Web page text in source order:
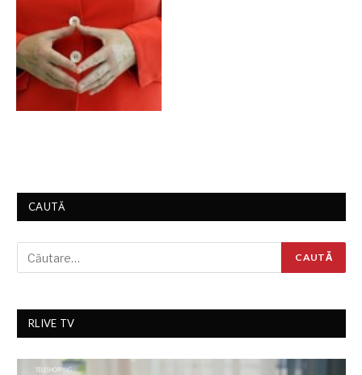
CAUTĂ
RLIVE TV